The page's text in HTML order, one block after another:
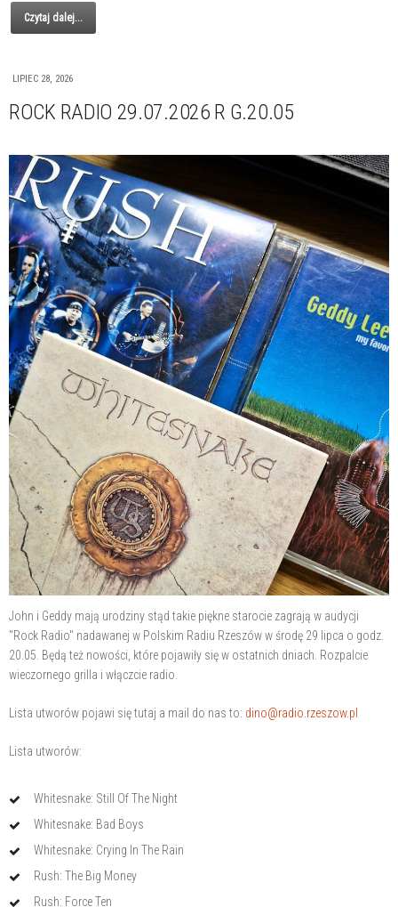
Czytaj dalej...
LIPIEC 28, 2026
ROCK RADIO 29.07.2026 R G.20.05
John i Geddy mają urodziny stąd takie piękne starocie zagrają w audycji
"Rock Radio" nadawanej w Polskim Radiu Rzeszów w środę 29 lipca o godz.
20.05. Będą też nowości, które pojawiły się w ostatnich dniach. Rozpalcie
wieczornego grilla i włączcie radio.
Lista utworów pojawi się tutaj a mail do nas to: dino@radio.rzeszow.pl
Lista utworów:
Whitesnake: Still Of The Night
Whitesnake: Bad Boys
Whitesnake: Crying In The Rain
Rush: The Big Money
Rush: Force Ten